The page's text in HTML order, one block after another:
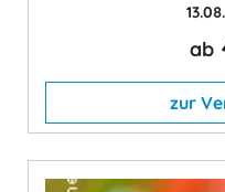
ab
zur